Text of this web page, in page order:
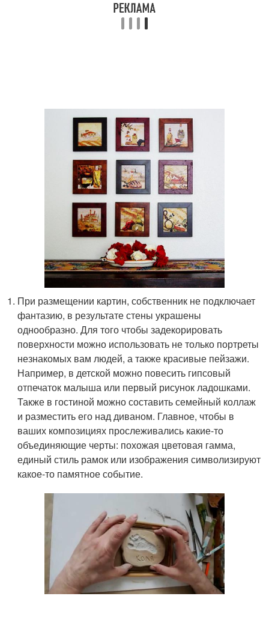
При размещении картин, собственник не подключает
фантазию, в результате стены украшены
однообразно. Для того чтобы задекорировать
поверхности можно использовать не только портреты
незнакомых вам людей, а также красивые пейзажи.
Например, в детской можно повесить гипсовый
отпечаток малыша или первый рисунок ладошками.
Также в гостиной можно составить семейный коллаж
и разместить его над диваном. Главное, чтобы в
ваших композициях прослеживались какие-то
объединяющие черты: похожая цветовая гамма,
единый стиль рамок или изображения символизируют
какое-то памятное событие.